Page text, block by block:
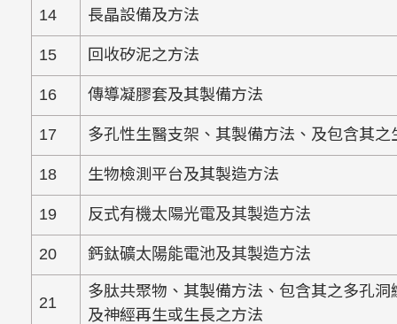
14 長晶設備及方法
15 回收矽泥之方法
16 傳導凝膠套及其製備方法
17 多孔性生醫支架、其製備方法、及包含其之
18 生物檢測平台及其製造方法
19 反式有機太陽光電及其製造方法
20 鈣鈦礦太陽能電池及其製造方法
21
多肽共聚物、其製備方法、包含其之多孔洞
及神經再生或生長之方法